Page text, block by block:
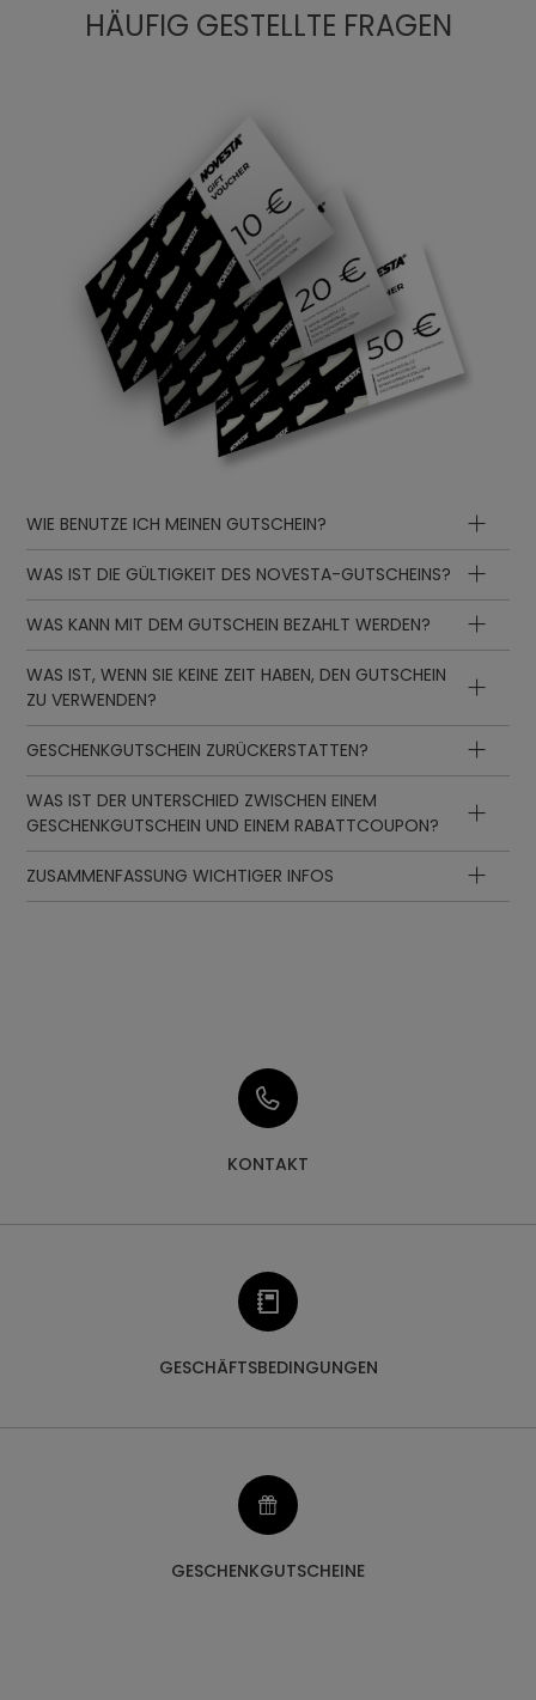
HÄUFIG GESTELLTE FRAGEN
WIE BENUTZE ICH MEINEN GUTSCHEIN?
WAS IST DIE GÜLTIGKEIT DES NOVESTA-GUTSCHEINS?
WAS KANN MIT DEM GUTSCHEIN BEZAHLT WERDEN?
WAS IST, WENN SIE KEINE ZEIT HABEN, DEN GUTSCHEIN
ZU VERWENDEN?
GESCHENKGUTSCHEIN ZURÜCKERSTATTEN?
WAS IST DER UNTERSCHIED ZWISCHEN EINEM
GESCHENKGUTSCHEIN UND EINEM RABATTCOUPON?
ZUSAMMENFASSUNG WICHTIGER INFOS
KONTAKT
GESCHÄFTSBEDINGUNGEN
GESCHENKGUTSCHEINE